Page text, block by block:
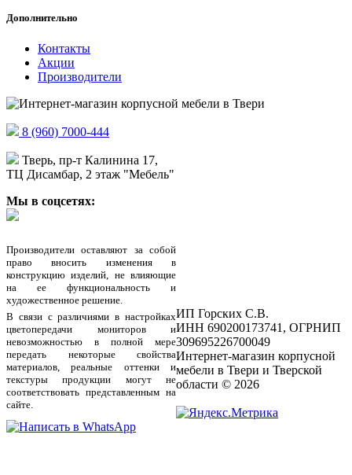
Дополнительно
Контакты
Акции
Производители
8 (960) 7000-444
Тверь, пр-т Калинина 17,
ТЦ Дисамбар, 2 этаж "Мебель"
Мы в соцсетях:
Производители оставляют за собой
право вносить изменения в
конструкцию изделий, не влияющие
на ее функциональность и
художественное решение.
В связи с различиями в настройках
цветопередачи мониторов и
невозможностью в полной мере
передать некоторые свойства
материалов, реальные оттенки и
текстуры продукции могут не
соответствовать представленным на
сайте.
ИП Горских С.В.
ИНН 690200173741, ОГРНИП
309695226700049
Интернет-магазин корпусной
мебели в Твери и Тверской
области © 2026